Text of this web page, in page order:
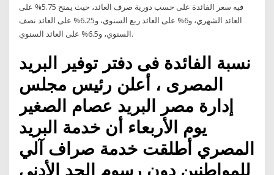
فيه سعر الفائدة على حسب دورية صرف العائد، حيث يمنح 5.75% على
العائد الشهري، و6% على العائد ربع السنوي، و6.25% على العائد نصف
السنوي، و6.5% على العائد السنوي.
نسبة الفائدة فى دفتر توفير البريد
المصرى ، أعلن رئيس مجلس
إدارة مصر البريد عصام الصغير
يوم الأربعاء أن خدمة البريد
المصري أطلقت خدمة صراف آلي
للمواطنين دون رسوم الحد الأدنى